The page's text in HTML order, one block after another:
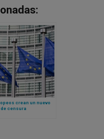
crean un nuevo
censura